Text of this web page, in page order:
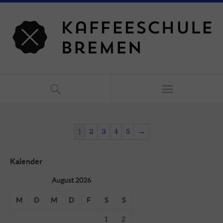
1 2 3 4 5 →
Kalender
August 2026
M D M D F S S
1 2